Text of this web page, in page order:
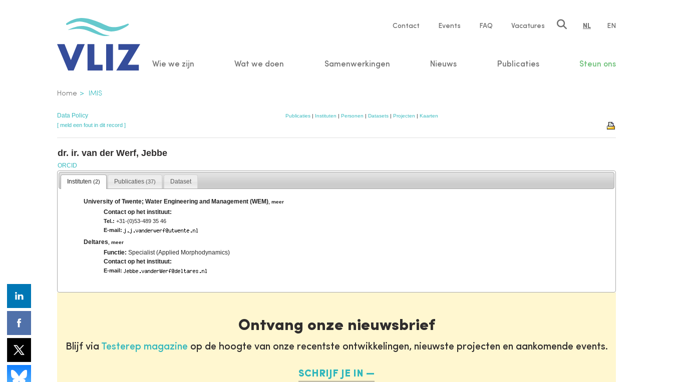
Service
Contact Events FAQ Vacatures NL EN
Main
Wie we zijn Wat we doen Samenwerkingen Nieuws Publicaties Steun ons
Kruimelpad
Home IMIS
Data Policy Publicaties| Instituten | Personen | Datasets| Projecten | Kaarten
[ meld een fout in dit record ]
dr. ir. van der Werf, Jebbe
ORCID
Instituten (2) Publicaties(37) Dataset
University of Twente; Water Engineering and Management (WEM) ,meer
Contact op het instituut:
Tel.: +31-(0)53-489 35 46
E-mail:
Deltares ,meer
Functie:Specialist (Applied Morphodynamics)
Contact op het instituut:
E-mail:
Ontvang onze nieuwsbrief
Blijf via Testerep magazine op de hoogte van onze recentste ontwikkelingen, nieuwste projecten en aankomende events.
SCHRIJF JE IN